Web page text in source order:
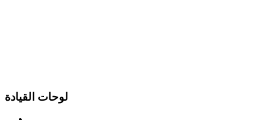
لوحات القيادة